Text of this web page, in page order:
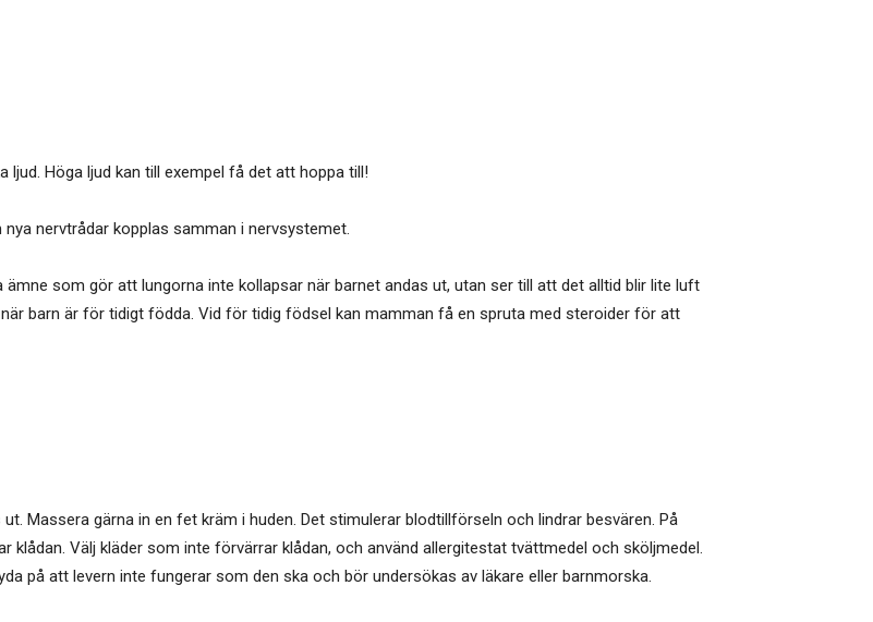
Höga ljud kan till exempel få det att hoppa till!
nervtrådar kopplas samman i nervsystemet.
som gör att lungorna inte kollapsar när barnet andas ut, utan ser till att det alltid blir lite luft
barn är för tidigt födda. Vid för tidig födsel kan mamman få en spruta med steroider för att
Massera gärna in en fet kräm i huden. Det stimulerar blodtillförseln och lindrar besvären. På
klådan. Välj kläder som inte förvärrar klådan, och använd allergitestat tvättmedel och sköljmedel.
på att levern inte fungerar som den ska och bör undersökas av läkare eller barnmorska.